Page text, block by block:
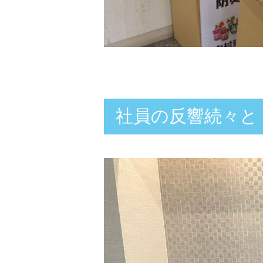
社員の反響続々と